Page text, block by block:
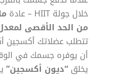
خلال جولة HIIT – عادة
من الحد الأقصى
تتطلب عضلاتك أكسجين
أن يوفره جسمك في
يخلق“ديون أكسجين”